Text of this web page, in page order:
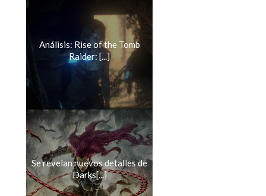
Análisis: Rise of the Tomb
Raider: [...]
Se revelan nuevos detalles de
Darks[...]